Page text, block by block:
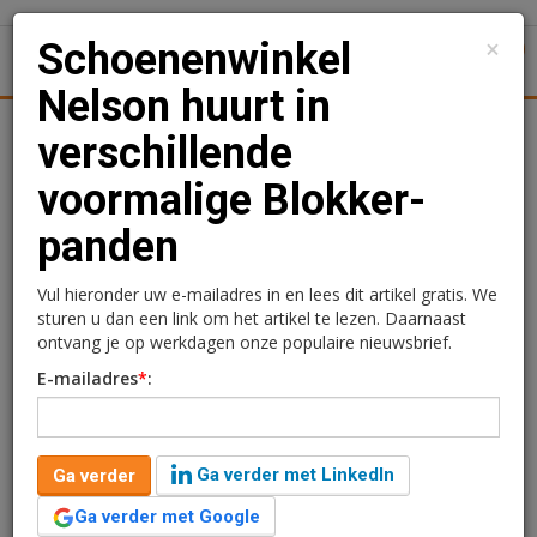
Retail Logistiek
Schoenenwinkel Nelson
huurt in verschillende
voormalige Blokker-
panden
Ook schoenenwinkel Nelson en de formules die
daaronder vallen huren verschillende voormalige
×
Schoenenwinkel
Nelson huurt in
verschillende
voormalige Blokker-
panden
Vul hieronder uw e-mailadres in en lees dit artikel gratis. We
sturen u dan een link om het artikel te lezen. Daarnaast
ontvang je op werkdagen onze populaire nieuwsbrief.
E-mailadres*:
Ga verder
Ga verder met LinkedIn
Ga verder met Google